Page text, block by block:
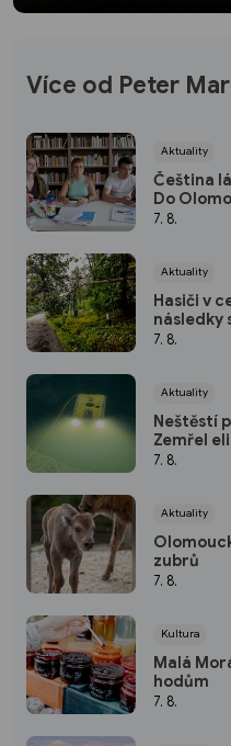
Více od Peter
Aktuality
Čeština
Do
poznat
7. 8.
Aktuality
Hasiči v
následky
7. 8.
Aktuality
Neštěstí
Zemřel
7. 8.
Aktuality
zubrů
7. 8.
Kultura
Malá
hodům
7. 8.